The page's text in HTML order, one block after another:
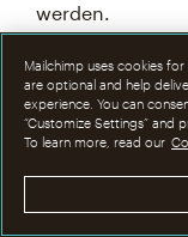
werden.
Die Effektivität
Analysen
Mailchimp uses cookies
are optional and help
experience. You can
“Customize Settings” and
To learn more, read our